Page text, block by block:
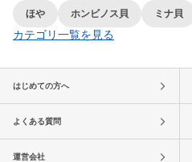
ほや ホンビノス貝 ミナ貝
カテゴリ一覧を見る
はじめての方へ
よくある質問
運営会社